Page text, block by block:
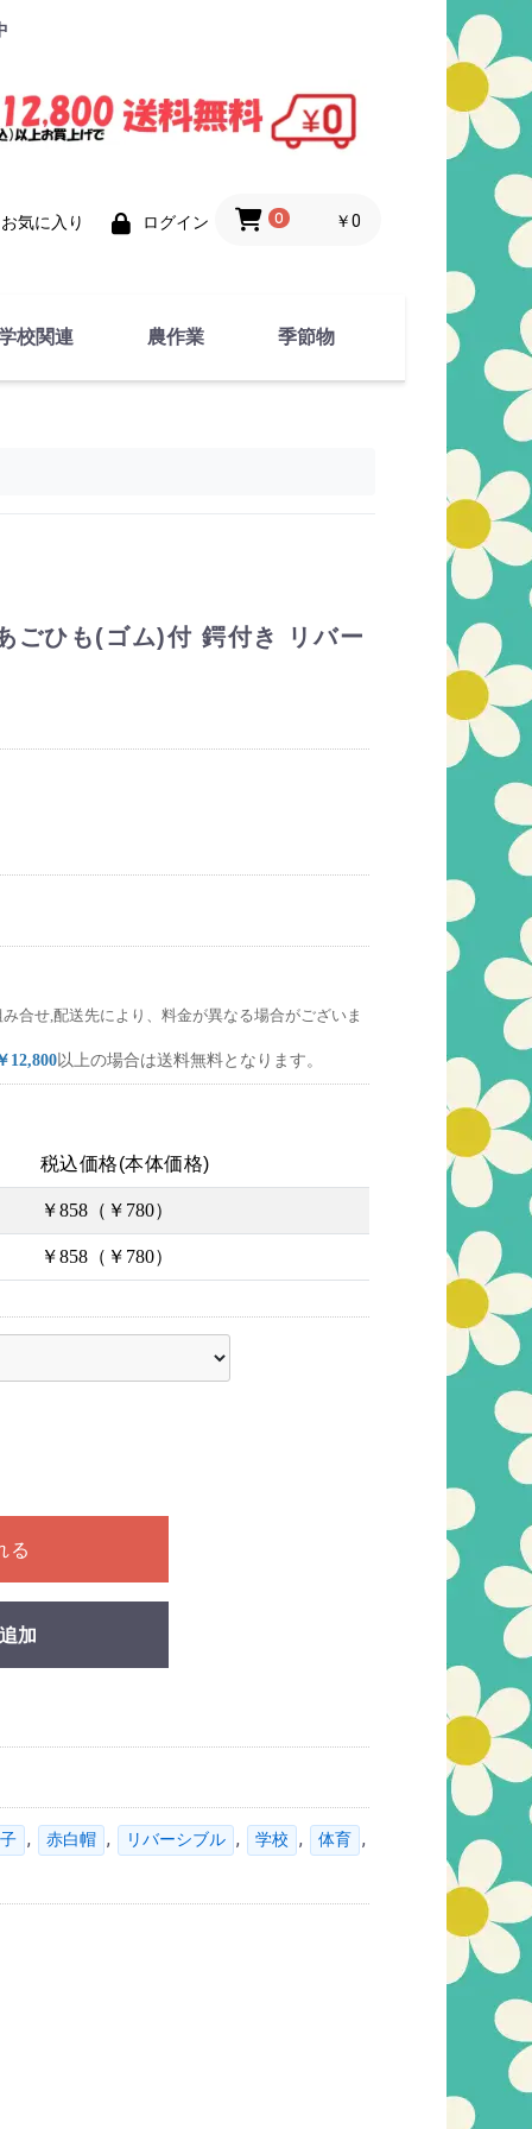
お気に入り ログイン 0 ￥0
校関連 農作業 季節物
ごひも(ゴム)付 鍔付き リバー
合せ,配送先により、料金が異なる場合がございま
12,800以上の場合は送料無料となります。
税込価格(本体価格)
￥858（￥780）
￥858（￥780）
さい
る
加
, 赤白帽 , リバーシブル , 学校 , 体育 ,